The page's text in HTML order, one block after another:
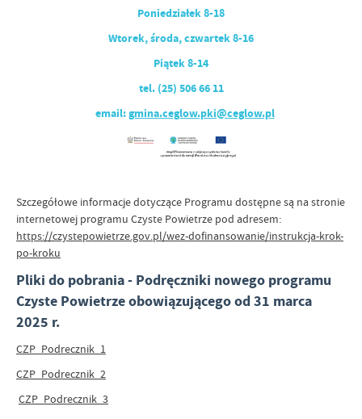
Poniedziałek 8-18
Wtorek, środa, czwartek 8-16
Piątek 8-14
tel. (25) 506 66 11
email:gmina.ceglow.pki@ceglow.pl
Szczegółowe informacje dotyczące Programu dostępne są na stronie
internetowej programu Czyste Powietrze pod adresem:
https://czystepowietrze.gov.pl/wez-dofinansowanie/instrukcja-krok-
po-kroku
Pliki do pobrania - Podręczniki nowego programu
Czyste Powietrze obowiązującego od 31 marca
2025 r.
CZP_Podrecznik_1
CZP_Podrecznik_2
CZP_Podrecznik_3